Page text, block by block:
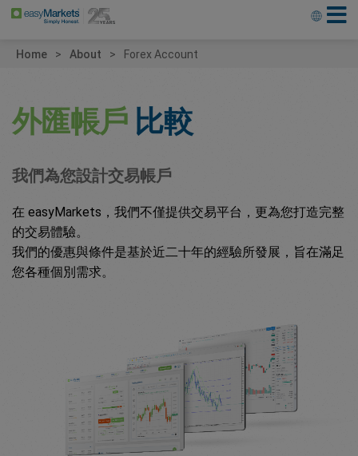
Home About Forex Account
外匯帳戶 比較
我們為您設計交易帳戶
在 easyMarkets，我們不僅提供交易平台，更為您打造完整
的交易體驗。
我們的優惠與條件是基於近二十年的經驗所發展，旨在滿足
您各種個別需求。